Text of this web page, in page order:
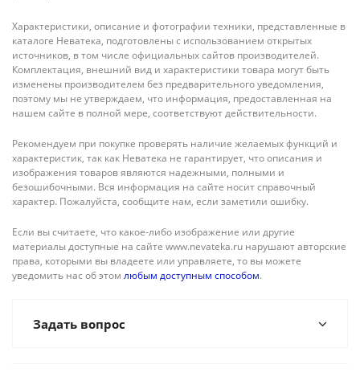
Характеристики, описание и фотографии техники, представленные в
каталоге Неватека, подготовлены с использованием открытых
источников, в том числе официальных сайтов производителей.
Комплектация, внешний вид и характеристики товара могут быть
изменены производителем без предварительного уведомления,
поэтому мы не утверждаем, что информация, предоставленная на
нашем сайте в полной мере, соответствуют действительности.
Рекомендуем при покупке проверять наличие желаемых функций и
характеристик, так как Неватека не гарантирует, что описания и
изображения товаров являются надежными, полными и
безошибочными. Вся информация на сайте носит справочный
характер. Пожалуйста, сообщите нам, если заметили ошибку.
Если вы считаете, что какое-либо изображение или другие
материалы доступные на сайте www.nevateka.ru нарушают авторские
права, которыми вы владеете или управляете, то вы можете
уведомить нас об этом любым доступным способом.
Задать вопрос